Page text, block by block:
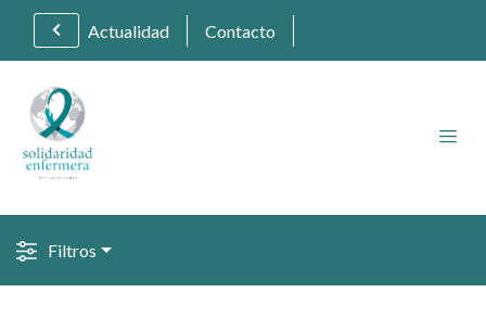
Actualidad Contacto
Filtros